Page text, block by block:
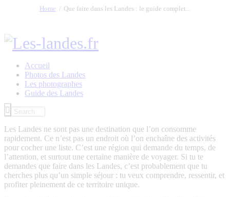
Home Que faire dans les Landes : le guide complet...
Accueil
Photos des Landes
Les photographes
Guide des Landes
Les Landes ne sont pas une destination que l’on consomme
rapidement. Ce n’est pas un endroit où l’on enchaîne des activités
pour cocher une liste. C’est une région qui demande du temps, de
l’attention, et surtout une certaine manière de voyager. Si tu te
demandes que faire dans les Landes, c’est probablement que tu
cherches plus qu’un simple séjour : tu veux comprendre, ressentir, et
profiter pleinement de ce territoire unique.